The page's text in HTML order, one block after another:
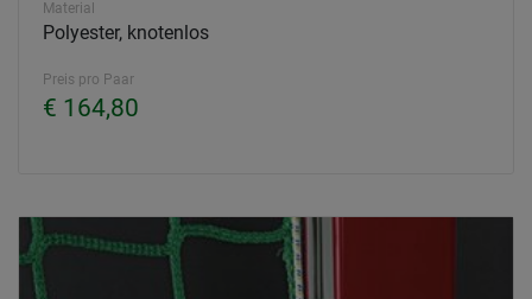
Material
Polyester, knotenlos
Preis pro Paar
€ 164,80